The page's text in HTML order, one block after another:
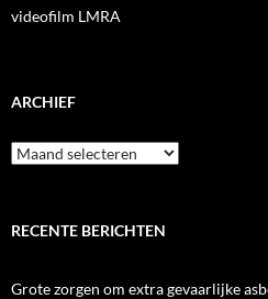
videofilm LMRA
ARCHIEF
Archief
RECENTE BERICHTEN
Grote zorgen om extra gevaarlijke